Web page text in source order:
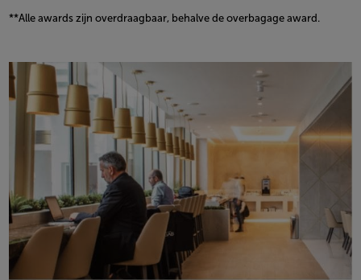
**Alle awards zijn overdraagbaar, behalve de overbagage award.